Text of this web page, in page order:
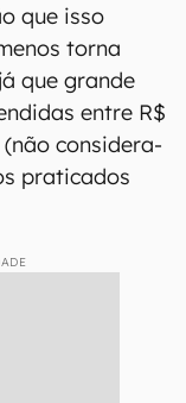
que isso
torna
que grande
entre R$
considera-
praticados